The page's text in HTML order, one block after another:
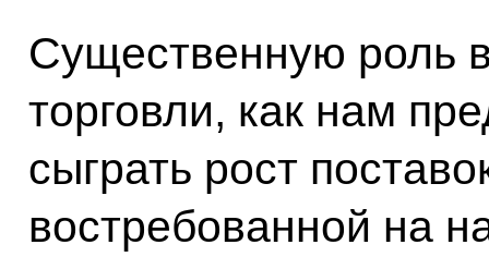
Существенную роль
торговли, как нам
сыграть рост
востребованной на